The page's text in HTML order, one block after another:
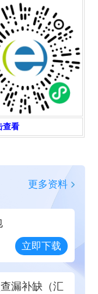
查看
更多资料
立即下载
漏补缺（汇